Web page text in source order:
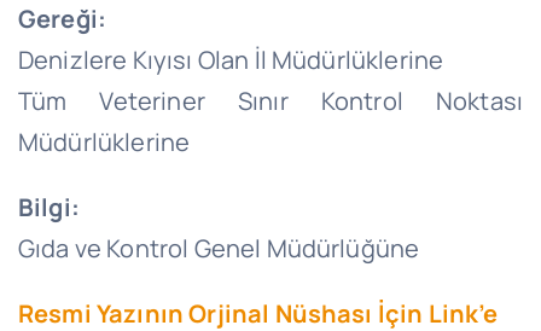
Gereği:
Denizlere Kıyısı Olan İl Müdürlüklerine
Tüm Veteriner Sınır Kontrol Noktası
Müdürlüklerine
Bilgi:
Gıda ve Kontrol Genel Müdürlüğüne
Resmi Yazının Orjinal Nüshası İçin Link’e